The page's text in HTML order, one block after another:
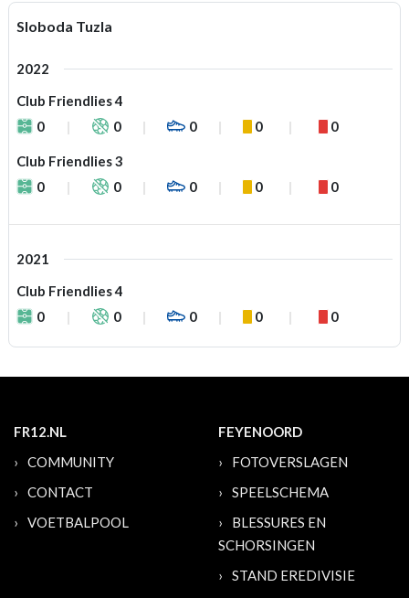
Sloboda Tuzla
2022
Club Friendlies 4
0
0 0 0 0
Club Friendlies 3
0
0 0 0 0
2021
Club Friendlies 4
0
0 0 0 0
FR12.NL
COMMUNITY
CONTACT
VOETBALPOOL
FEYENOORD
FOTOVERSLAGEN
SPEELSCHEMA
BLESSURES EN
SCHORSINGEN
STAND EREDIVISIE